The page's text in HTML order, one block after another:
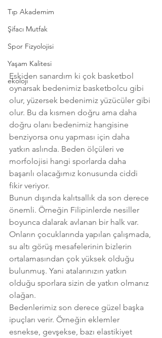
Tıp Akademim
Şifacı Mutfak
Spor Fizyolojisi
Yaşam Kalitesi
ekoloji
Eskiden sanardım ki çok basketbol
oynarsak bedenimiz basketbolcu gibi
olur, yüzersek bedenimiz yüzücüler gibi
olur. Bu da kısmen doğru ama daha
doğru olanı bedenimiz hangisine
benziyorsa onu yapması için daha
yatkın aslında. Beden ölçüleri ve
morfolojisi hangi sporlarda daha
başarılı olacağımız konusunda ciddi
fikir veriyor.
Bunun dışında kalıtsallık da son derece
önemli. Örneğin Filipinlerde nesiller
boyunca dalarak avlanan bir halk var.
Onların çocuklarında yapılan çalışmada,
su altı görüş mesafelerinin bizlerin
ortalamasından çok yüksek olduğu
bulunmuş. Yani atalarınızın yatkın
olduğu sporlara sizin de yatkın olmanız
olağan.
Bedenlerimiz son derece güzel başka
ipuçları verir. Örneğin eklemler
esnekse, gevşekse, bazı elastikiyet